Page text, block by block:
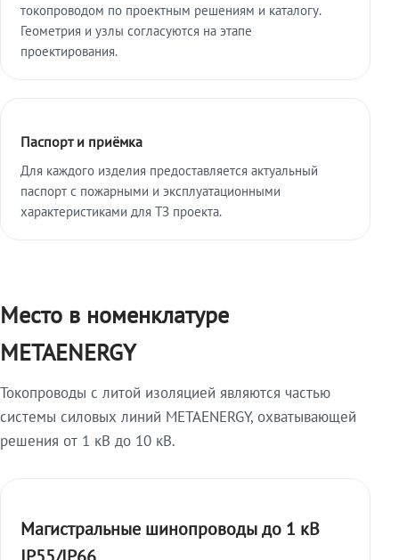
токопроводом по проектным решениям и каталогу.
Геометрия и узлы согласуются на этапе
проектирования.
Паспорт и приёмка
Для каждого изделия предоставляется актуальный
паспорт с пожарными и эксплуатационными
характеристиками для ТЗ проекта.
Место в номенклатуре
METAENERGY
Токопроводы с литой изоляцией являются частью
системы силовых линий METAENERGY, охватывающей
решения от 1 кВ до 10 кВ.
Магистральные шинопроводы до 1 кВ